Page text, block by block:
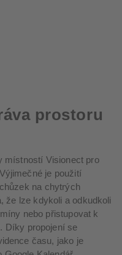
prostoru
místností Visionect pro
je použití
na chytrých
že lze kdykoli a odkudkoli
nebo přistupovat k
Díky propojení se
času, jako je